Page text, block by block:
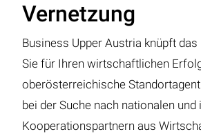
Vernetzung
Business Upper Austria knüpft das
Sie für Ihren wirtschaftlichen
oberösterreichische
bei der Suche nach nationalen
Kooperationspartnern aus